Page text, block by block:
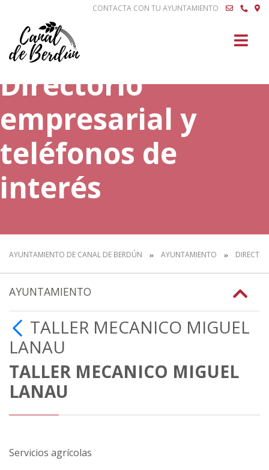
CONTACTA CON TU AYUNTAMIENTO
Directorio
empresarial y
teléfonos de
interés
AYUNTAMIENTO DE CANAL DE BERDÚN AYUNTAMIENTO
AYUNTAMIENTO
TALLER MECANICO MIGUEL
LANAU
TALLER MECANICO MIGUEL
LANAU
Servicios agrícolas